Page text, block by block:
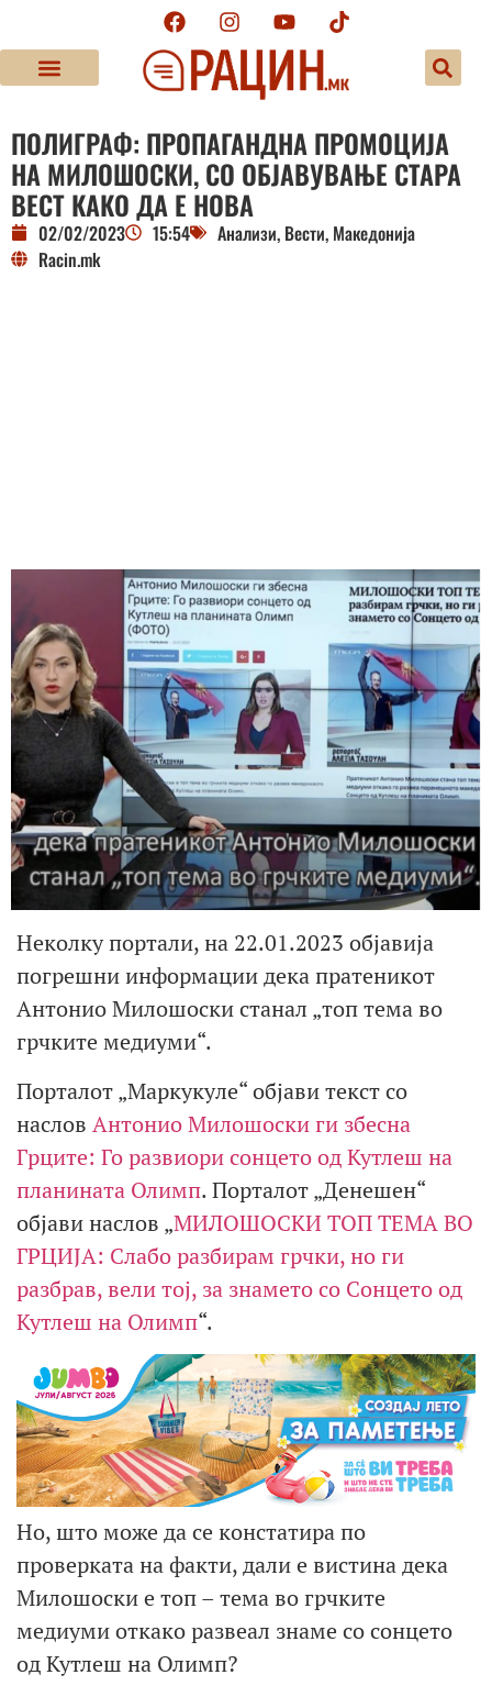
ПОЛИГРАФ: ПРОПАГАНДНА ПРОМОЦИЈА
НА МИЛОШОСКИ, СО ОБЈАВУВАЊЕ СТАРА
ВЕСТ КАКО ДА Е НОВА
02/02/2023 15:54 Анализи, Вести, Македонија
Racin.mk
Неколку портали, на 22.01.2023 објавија
погрешни информации дека пратеникот
Антонио Милошоски станал „топ тема во
грчките медиуми“.
Порталот „Маркукуле“ објави текст со
наслов Aнтонио Милошоски ги збecна
Грците: Го развиори сонцето од Кутлеш на
планината Олимп. Порталот „Денешен“
објави наслов „МИЛОШОСКИ ТОП ТЕМА ВО
ГРЦИЈА: Слабо разбирам грчки, но ги
разбрав, вели тој, за знамето со Сонцето од
Кутлеш на Олимп“.
Но, што може да се констатира по
проверката на факти, дали е вистина дека
Милошоски е топ – тема во грчките
медиуми откако развеал знаме со сонцето
од Кутлеш на Олимп?